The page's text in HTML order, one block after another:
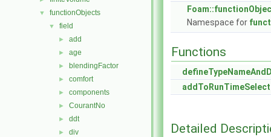
▼ functionObjects
▼ field
► add
► age
► blendingFactor
► comfort
► components
► CourantNo
► ddt
► div
Namespace for
Functions
Detailed